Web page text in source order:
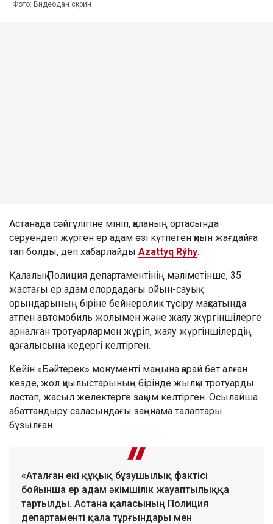
Фото: Видеодан скрин
Астанада сәйгүлігіне мініп, қаланың ортасында
серуендеп жүрген ер адам өзі күтпеген қиын жағдайға
тап болды, деп хабарлайды Azattyq Rýhy.
Қалалық Полиция департаментінің мәліметінше, 35
жастағы ер адам елордадағы ойын-сауық
орындарының біріне бейнеролик түсіру мақсатында
атпен автомобиль жолымен және жаяу жүргіншілерге
арналған тротуарлармен жүріп, жаяу жүргіншілердің
қозғалысына кедергі келтірген.
Кейін «Бәйтерек» монументі маңына қарай бет алған
кезде, жол қиылыстарының бірінде жылқы тротуарды
ластап, жасыл желектерге зақым келтірген. Осылайша
абаттандыру саласындағы заңнама талаптары
бұзылған.
«Аталған екі құқық бұзушылық фактісі
бойынша ер адам әкімшілік жауаптылыққа
тартылды. Астана қаласының Полиция
департаменті қала тұрғындары мен